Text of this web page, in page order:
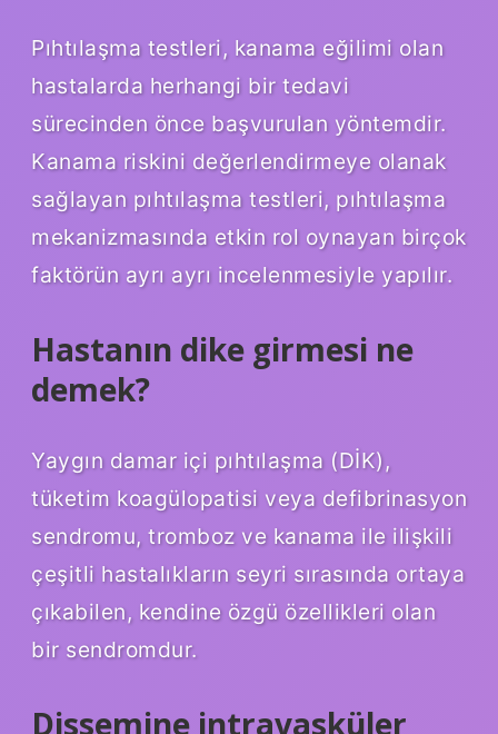
Pıhtılaşma testleri, kanama eğilimi olan
hastalarda herhangi bir tedavi
sürecinden önce başvurulan yöntemdir.
Kanama riskini değerlendirmeye olanak
sağlayan pıhtılaşma testleri, pıhtılaşma
mekanizmasında etkin rol oynayan birçok
faktörün ayrı ayrı incelenmesiyle yapılır.
Hastanın dike girmesi ne
demek?
Yaygın damar içi pıhtılaşma (DİK),
tüketim koagülopatisi veya defibrinasyon
sendromu, tromboz ve kanama ile ilişkili
çeşitli hastalıkların seyri sırasında ortaya
çıkabilen, kendine özgü özellikleri olan
bir sendromdur.
Dissemine intravasküler